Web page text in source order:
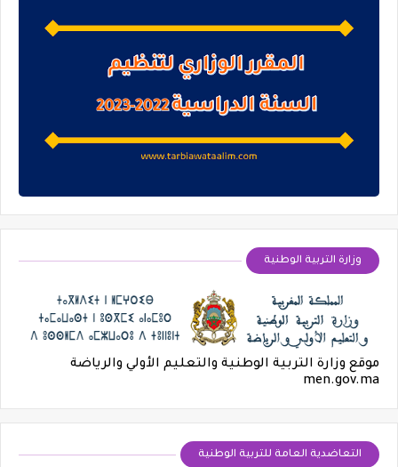
وزارة التربية الوطنية
موقع وزارة التربية الوطنية والتعليم الأولي والرياضة
men.gov.ma
التعاضدية العامة للتربية الوطنية